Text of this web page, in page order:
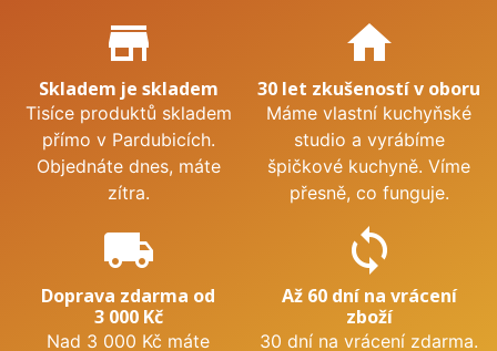
Proč nakupovat u nás?
store_mall_directory
Skladem je skladem
Tisíce produktů skladem
přímo v Pardubicích.
Objednáte dnes, máte
zítra.
home
30 let zkušeností v oboru
Máme vlastní kuchyňské
studio a vyrábíme
špičkové kuchyně. Víme
přesně, co funguje.
local_shipping
Doprava zdarma od
3 000 Kč
Nad 3 000 Kč máte
sync
Až 60 dní na vrácení
zboží
30 dní na vrácení zdarma.